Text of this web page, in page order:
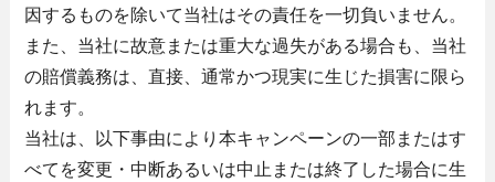
因するものを除いて当社はその責任を一切負いません。
また、当社に故意または重大な過失がある場合も、当社
の賠償義務は、直接、通常かつ現実に生じた損害に限ら
れます。
当社は、以下事由により本キャンペーンの一部またはす
べてを変更・中断あるいは中止または終了した場合に生